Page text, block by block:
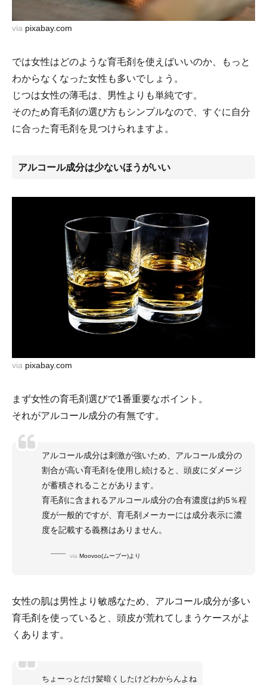
via pixabay.com
では女性はどのような育毛剤を使えばいいのか、もっと
わからなくなった女性も多いでしょう。
じつは女性の薄毛は、男性よりも単純です。
そのため育毛剤の選び方もシンプルなので、すぐに自分
に合った育毛剤を見つけられますよ。
アルコール成分は少ないほうがいい
via pixabay.com
まず女性の育毛剤選びで1番重要なポイント。
それがアルコール成分の有無です。
アルコール成分は刺激が強いため、アルコール成分の
割合が高い育毛剤を使用し続けると、頭皮にダメージ
が蓄積されることがあります。
育毛剤に含まれるアルコール成分の合有濃度は約5％程
度が一般的ですが、育毛剤メーカーには成分表示に濃
度を記載する義務はありません。
via Moovoo(ムーブー)より
女性の肌は男性より敏感なため、アルコール成分が多い
育毛剤を使っていると、頭皮が荒れてしまうケースがよ
くあります。
ちょーっとだけ髪暗くしたけどわからんよね